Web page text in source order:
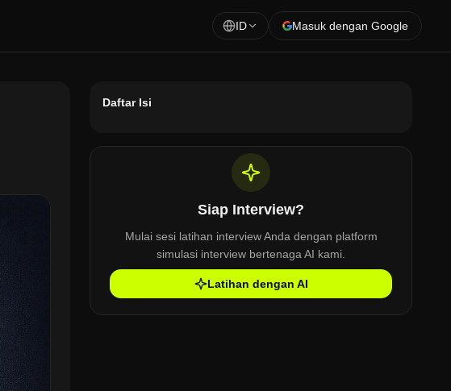
ID Masuk dengan Google
Daftar Isi
Siap Interview?
Mulai sesi latihan interview Anda dengan platform
simulasi interview bertenaga AI kami.
Latihan dengan AI